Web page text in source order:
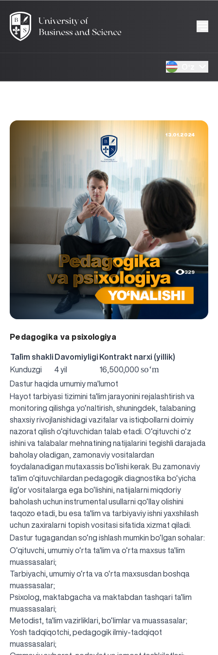
13.01.2024
329
Pedagogika va psixologiya
Ta`lim shakli Davomiyligi Kontrakt narxi (yillik)
Kunduzgi
4 yil 16,500,000 so‘m
Dastur haqida umumiy ma'lumot
Hayot tarbiyasi tizimini ta'lim jarayonini rejalashtirish va
monitoring qilishga yo‘naltirish, shuningdek, talabaning
shaxsiy rivojlanishidagi vazifalar va istiqbollarni doimiy
nazorat qilish o‘qituvchidan talab etadi. O‘qituvchi o‘z
ishini va talabalar mehnatining natijalarini tegishli darajada
baholay oladigan, zamonaviy vositalardan
foydalanadigan mutaxassis bo‘lishi kerak. Bu zamonaviy
ta'lim o‘qituvchilardan pedagogik diagnostika bo‘yicha
ilg‘or vositalarga ega bo‘lishini, natijalarni miqdoriy
baholash uchun instrumental usullarni qo‘llay olishini
taqozo etadi, bu esa ta'lim va tarbiyaviy ishni yaxshilash
uchun zaxiralarni topish vositasi sifatida xizmat qiladi.
Dastur tugagandan so‘ng ishlash mumkin bo‘lgan sohalar:
O‘qituvchi, umumiy o‘rta ta'lim va o‘rta maxsus ta'lim
muassasalari;
Tarbiyachi, umumiy o‘rta va o‘rta maxsusdan boshqa
muassasalar;
Psixolog, maktabgacha va maktabdan tashqari ta'lim
muassasalari;
Metodist, ta'lim vazirliklari, bo‘limlar va muassasalar;
Yosh tadqiqotchi, pedagogik ilmiy-tadqiqot
muassasalari;